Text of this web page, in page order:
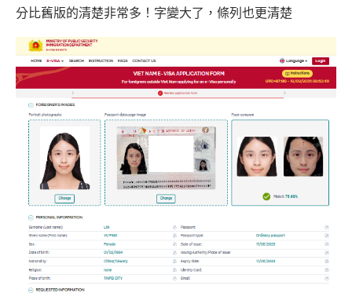
分比舊版的清楚非常多！字變大了，條列也更清楚